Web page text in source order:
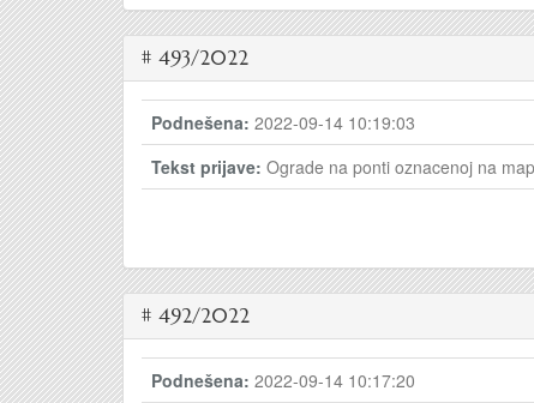
# 493/2022
Podnešena: 2022-09-14 10:19:03
Tekst prijave: Ograde na ponti oznacenoj na
# 492/2022
Podnešena: 2022-09-14 10:17:20